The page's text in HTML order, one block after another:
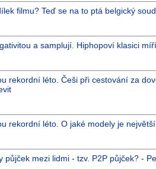
filmu? Teď se na to ptá belgický
a samplují. Hiphopoví klasici
rekordní léto. Češi při cestování za
rekordní léto. O jaké modely je
půjček mezi lidmi - tzv. P2P půjček? -